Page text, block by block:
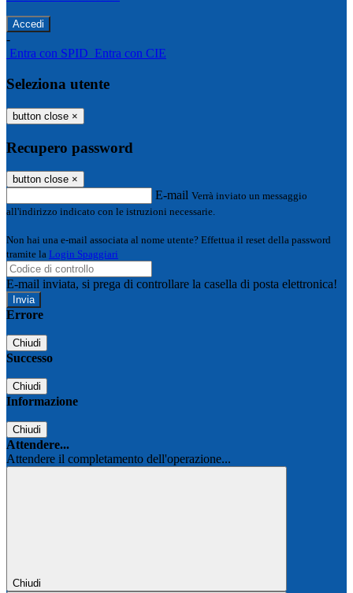
-
Entra con SPID Entra con CIE
Seleziona utente
button close ×
Recupero password
button close ×
E-mail Verrà inviato un messaggio
all'indirizzo indicato con le istruzioni necessarie.
Non hai una e-mail associata al nome utente? Effettua il reset della password
tramite la Login Spaggiari
E-mail inviata, si prega di controllare la casella di posta elettronica!
Errore
Chiudi
Successo
Chiudi
Informazione
Chiudi
Attendere...
Attendere il completamento dell'operazione...
Chiudi